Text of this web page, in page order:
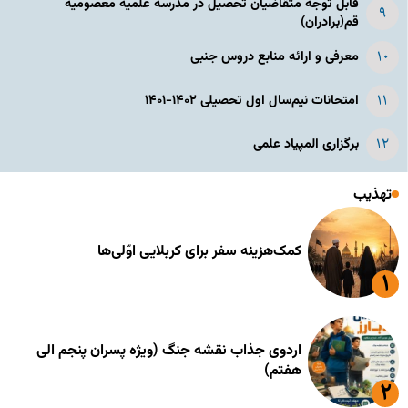
قم(برادران)
معرفی و ارائه منابع دروس جنبی
امتحانات نیم‌سال اول تحصیلی ۱۴۰۲-۱۴۰۱
برگزاری المپیاد علمی
تهذیب
کمک‌هزینه سفر برای کربلایی اوّلی‌ها
اردوی جذاب نقشه جنگ (ویژه پسران پنجم الی
هفتم)